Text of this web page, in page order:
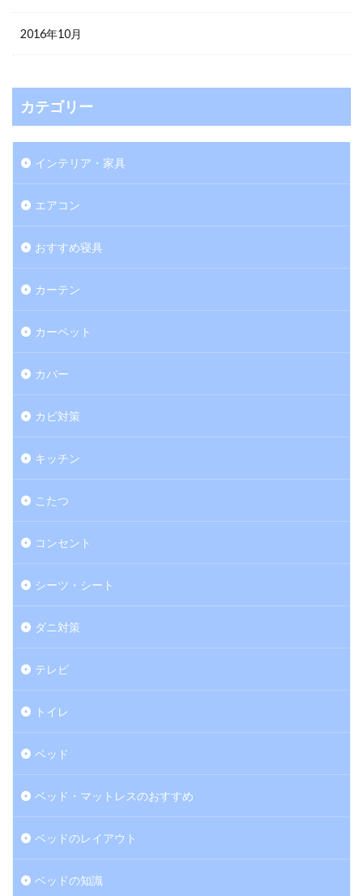
2016年10月
カテゴリー
インテリア・家具
エアコン
おすすめ寝具
カーテン
カーペット
カバー
カビ対策
キッチン
こたつ
コンセント
シーツ・シート
ダニ対策
テレビ
トイレ
ベッド
ベッド・マットレスのおすすめ
ベッドのレイアウト
ベッドの知識